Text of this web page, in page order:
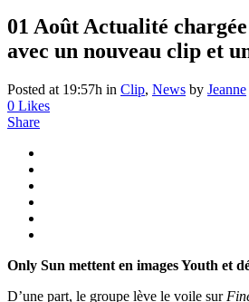
01 Août Actualité
avec un nouveau clip et
Posted at 19:57h in Clip, News by Jeanne
0 Likes
Share
Only Sun mettent en images Youth et
D’une part, le groupe lève le voile sur